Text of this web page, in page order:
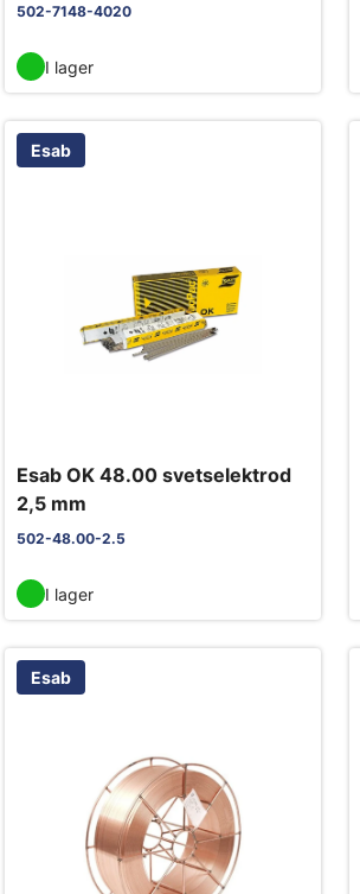
502-7148-4020
I lager
Esab
Esab OK 48.00 svetselektrod
2,5 mm
502-48.00-2.5
I lager
Esab